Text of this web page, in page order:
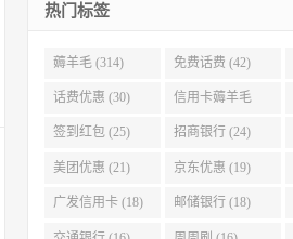
热门标签
薅羊毛 (314) 免费话费 (42)
话费优惠 (30) 信用卡薅羊毛
(29)
签到红包 (25) 招商银行 (24)
美团优惠 (21) 京东优惠 (19)
广发信用卡 (18) 邮储银行 (18)